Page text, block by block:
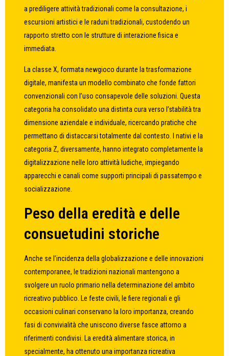
a prediligere attività tradizionali come la consultazione, i
escursioni artistici e le raduni tradizionali, custodendo un
rapporto stretto con le strutture di interazione fisica e
immediata.
La classe X, formata newgioco durante la trasformazione
digitale, manifesta un modello combinato che fonde fattori
convenzionali con l’uso consapevole delle soluzioni. Questa
categoria ha consolidato una distinta cura verso l’stabilità tra
dimensione aziendale e individuale, ricercando pratiche che
permettano di distaccarsi totalmente dal contesto. I nativi e la
categoria Z, diversamente, hanno integrato completamente la
digitalizzazione nelle loro attività ludiche, impiegando
apparecchi e canali come supporti principali di passatempo e
socializzazione.
Peso della eredità e delle
consuetudini storiche
Anche se l’incidenza della globalizzazione e delle innovazioni
contemporanee, le tradizioni nazionali mantengono a
svolgere un ruolo primario nella determinazione del ambito
ricreativo pubblico. Le feste civili, le fiere regionali e gli
occasioni culinari conservano la loro importanza, creando
fasi di convivialità che uniscono diverse fasce attorno a
riferimenti condivisi. La eredità alimentare storica, in
specialmente, ha ottenuto una importanza ricreativa